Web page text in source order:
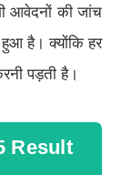
आवेदनों की जांच
है। क्योंकि हर
पड़ती है।
Result